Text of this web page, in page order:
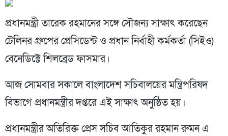
প্রধানমন্ত্রী তারেক রহমানের সঙ্গে সৌজন্য সাক্ষাৎ করেছেন
টেলিনর গ্রুপের প্রেসিডেন্ট ও প্রধান নির্বাহী কর্মকর্তা (সিইও)
বেনেডিক্টে শিলব্রেড ফাসমার।
আজ সোমবার সকালে বাংলাদেশ সচিবালয়ের মন্ত্রিপরিষদ
বিভাগে প্রধানমন্ত্রীর দপ্তরে এই সাক্ষাৎ অনুষ্ঠিত হয়।
প্রধানমন্ত্রীর অতিরিক্ত প্রেস সচিব আতিকুর রহমান রুমন এ